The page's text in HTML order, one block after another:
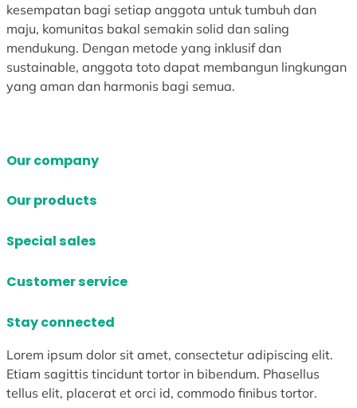
kesempatan bagi setiap anggota untuk tumbuh dan
maju, komunitas bakal semakin solid dan saling
mendukung. Dengan metode yang inklusif dan
sustainable, anggota toto dapat membangun lingkungan
yang aman dan harmonis bagi semua.
Our company
Our products
Special sales
Customer service
Stay connected
Lorem ipsum dolor sit amet, consectetur adipiscing elit.
Etiam sagittis tincidunt tortor in bibendum. Phasellus
tellus elit, placerat et orci id, commodo finibus tortor.